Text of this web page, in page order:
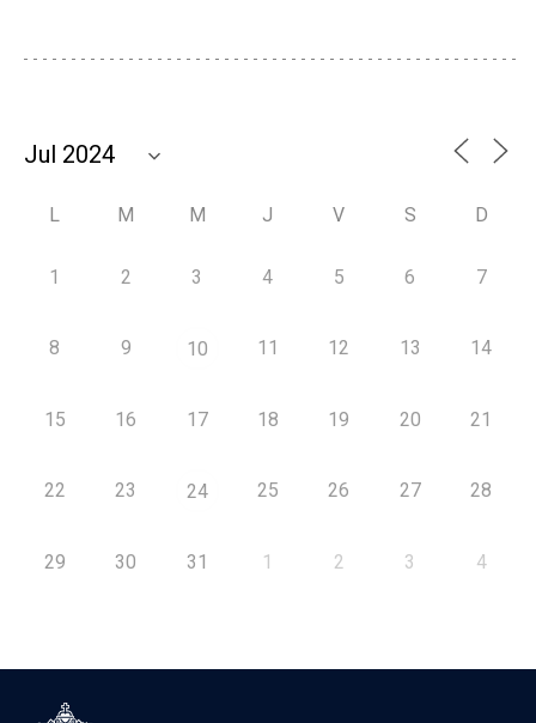
L M M J V S D
1 2 3 4 5 6 7
8 9 10 11 12 13 14
15 16 17 18 19 20 21
22 23 24 25 26 27 28
29 30 31 1 2 3 4